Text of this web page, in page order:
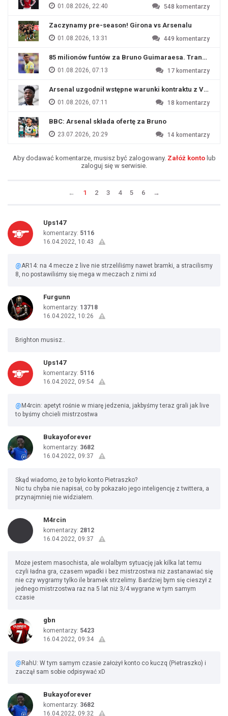
01.08.2026, 22:40 548 komentarzy
Zaczynamy pre-season! Girona vs Arsenalu
01.08.2026, 13:31 449 komentarzy
85 milionów funtów za Bruno Guimaraesa. Transfer
01.08.2026, 07:13 17 komentarzy
Arsenal uzgodnił wstępne warunki kontraktu z
01.08.2026, 07:11 18 komentarzy
BBC: Arsenal składa ofertę za Bruno
23.07.2026, 20:29 14 komentarzy
Aby dodawać komentarze, musisz być zalogowany. Załóż kontolub
zaloguj się w serwisie.
← 1 2 3 4 5 6 →
Ups147
komentarzy: 5116
16.04.2022, 10:43
@AR14: na 4 mecze z live nie strzeliliśmy nawet bramki, a stracilismy
8, no postawiliśmy się mega w meczach z nimi xd
Furgunn
komentarzy: 13718
16.04.2022, 10:26
Brighton musisz..
Ups147
komentarzy: 5116
16.04.2022, 09:54
@ M4rcin: apetyt rośnie w miarę jedzenia, jakbyśmy teraz grali jak live
to byśmy chcieli mistrzostwa
Bukayoforever
komentarzy: 3682
16.04.2022, 09:37
Skąd wiadomo, że to było konto Pietraszko?
Nic tu chyba nie napisał, co by pokazało jego inteligencję z twittera, a
przynajmniej nie widziałem.
M4rcin
komentarzy: 2812
16.04.2022, 09:37
Może jestem masochista, ale wolalbym sytuację jak kilka lat temu
czyli ładna gra, czasem wpadki i bez mistrzostwa niż zastanawiać się
nie czy wygramy tylko ile bramek strzelimy. Bardziej bym się cieszył z
jednego mistrzostwa raz na 5 lat niż 3/4 wygrane w tym samym
czasie
gbn
komentarzy: 5423
16.04.2022, 09:34
@ RahU: W tym samym czasie założył konto co kuczq (Pietraszko) i
zaczął sam sobie odpisywać xD
Bukayoforever
komentarzy: 3682
16.04.2022, 09:32